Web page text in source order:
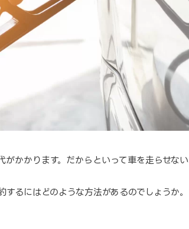
かかります。だからといって車を走らせない
するにはどのような方法があるのでしょうか